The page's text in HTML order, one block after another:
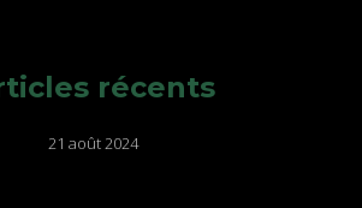
récents